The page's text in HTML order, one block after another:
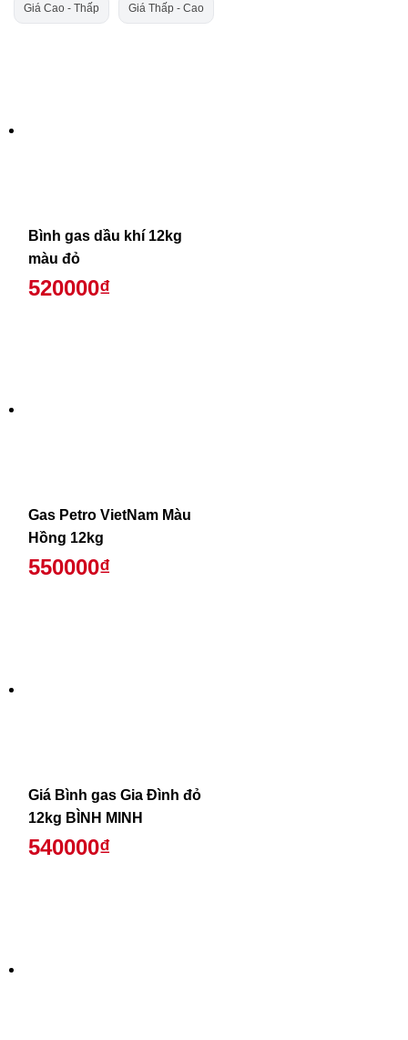
Giá Cao - Thấp Giá Thấp - Cao
Bình gas dầu khí 12kg
màu đỏ
520000₫
Gas Petro VietNam Màu
Hồng 12kg
550000₫
Giá Bình gas Gia Đình đỏ
12kg BÌNH MINH
540000₫